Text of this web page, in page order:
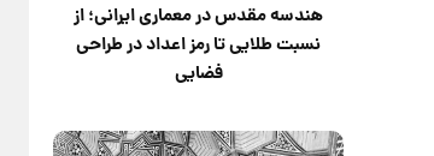
هندسه مقدس در معماری ایرانی؛ از
نسبت طلایی تا رمز اعداد در طراحی
فضایی